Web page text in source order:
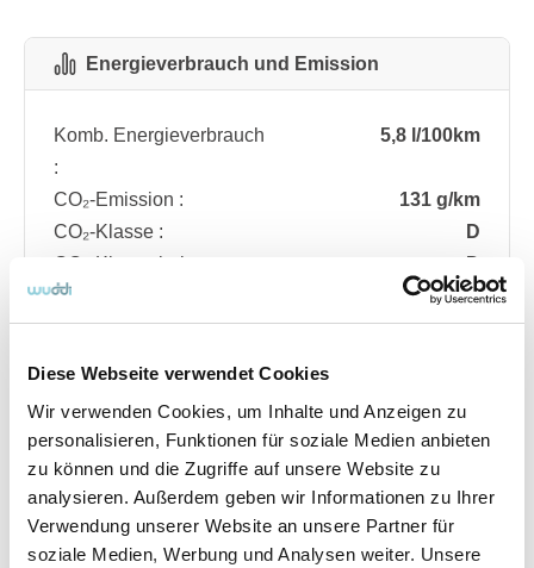
Diese Webseite verwendet Cookies
Wir verwenden Cookies, um Inhalte und Anzeigen zu
personalisieren, Funktionen für soziale Medien anbieten
zu können und die Zugriffe auf unsere Website zu
analysieren. Außerdem geben wir Informationen zu Ihrer
Verwendung unserer Website an unsere Partner für
soziale Medien, Werbung und Analysen weiter. Unsere
Energieverbrauch und Emission
Komb. Energieverbrauch
:
5,8 l/100km
CO₂-Emission :
131 g/km
CO₂-Klasse :
D
CO₂-Klasse bei
entladener Batterie :
D
Fahrzeugdetails
Angebotsnummer
ABO74.202
Ausstattungslinie
ST Line
Verfügbar ab